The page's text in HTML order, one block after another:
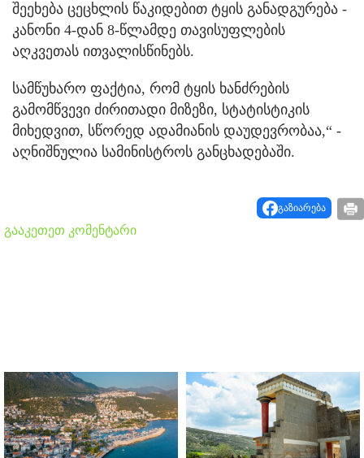
შეეხება ცეცხლის წაკიდებით ტყის განადგურება -
კანონი 4-დან 8-წლამდე თავისუფლების
აღკვეთას ითვალისწინებს.
სამწუხარო ფაქტია, რომ ტყის ხანძრების
გამომწვევი ძირითადი მიზეზი, სტატისტიკის
მიხედვით, სწორედ ადამიანის დაუდევრობაა,“ -
აღნიშნულია სამინისტროს განცხადებაში.
გაზიარება
გააკეთეთ კომენტარი